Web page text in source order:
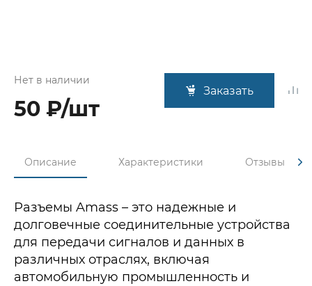
Нет в наличии
50 ₽/шт
Заказать
Описание Характеристики Отзывы
Разъемы Amass – это надежные и
долговечные соединительные устройства
для передачи сигналов и данных в
различных отраслях, включая
автомобильную промышленность и